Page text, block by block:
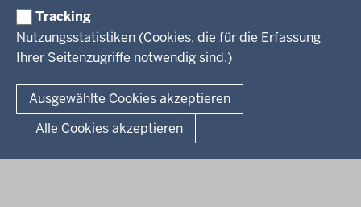
Tracking
Nutzungsstatistiken (Cookies, die für die Erfassung
Ihrer Seitenzugriffe notwendig sind.)
Ausgewählte Cookies akzeptieren
Alle Cookies akzeptieren
Service
Kontakt
Fußzeile
Datenschutz Erklärung zur Barrierefreiheit